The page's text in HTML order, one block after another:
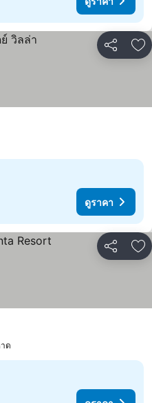
แชร์ เ
ดูราคา
แชร์ เ
ด